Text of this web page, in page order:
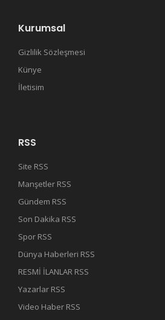
Kurumsal
Gizlilik Sözleşmesi
Künye
İletisim
RSS
Site RSS
Manşetler RSS
Gündem RSS
Son Dakika RSS
Spor RSS
Dünya Haberleri RSS
RESMİ İLANLAR RSS
Yazarlar RSS
Video Haber RSS